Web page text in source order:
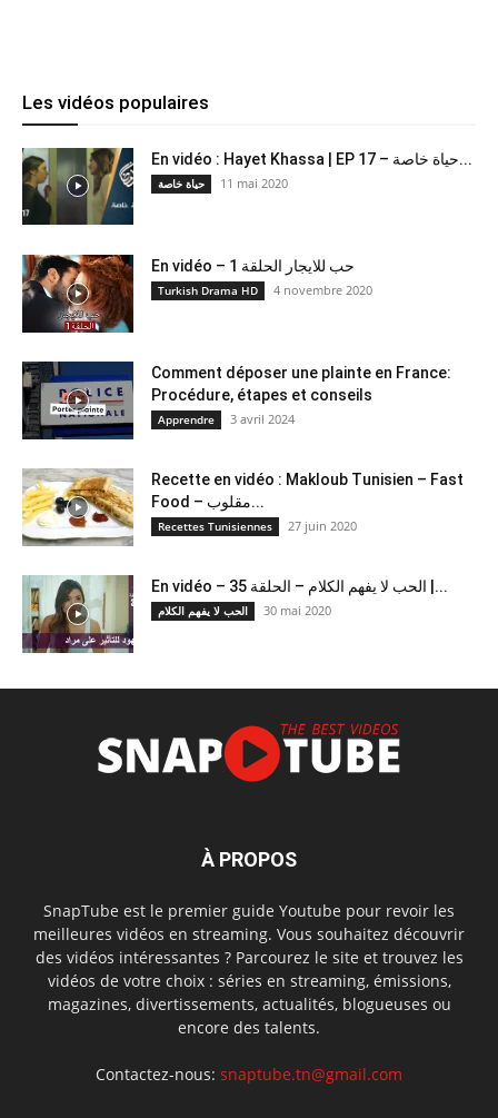
Les vidéos populaires
En vidéo : Hayet Khassa | EP 17 – حياة خاصة...
حياة خاصة 11 mai 2020
En vidéo – حب للايجار الحلقة 1
Turkish Drama HD 4 novembre 2020
Comment déposer une plainte en France:
Procédure, étapes et conseils
Apprendre 3 avril 2024
Recette en vidéo : Makloub Tunisien – Fast
Food – مقلوب...
Recettes Tunisiennes 27 juin 2020
En vidéo – الحب لا يفهم الكلام – الحلقة 35 |...
الحب لا يفهم الكلام 30 mai 2020
À PROPOS
SnapTube est le premier guide Youtube pour revoir les
meilleures vidéos en streaming. Vous souhaitez découvrir
des vidéos intéressantes ? Parcourez le site et trouvez les
vidéos de votre choix : séries en streaming, émissions,
magazines, divertissements, actualités, blogueuses ou
encore des talents.
Contactez-nous: snaptube.tn@gmail.com